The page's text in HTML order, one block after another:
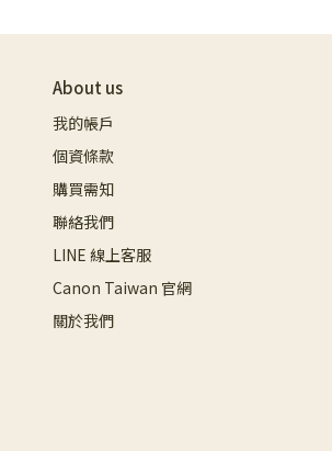
About us
我的帳戶
個資條款
購買需知
聯絡我們
LINE 線上客服
Canon Taiwan 官網
關於我們